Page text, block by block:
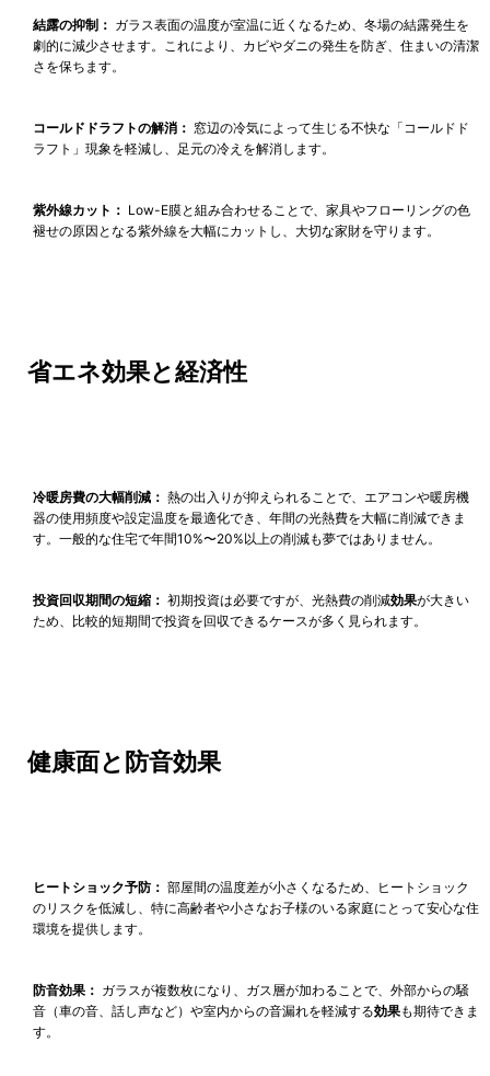
結露の抑制： ガラス表面の温度が室温に近くなるため、冬場の結露発生を
劇的に減少させます。これにより、カビやダニの発生を防ぎ、住まいの清潔
さを保ちます。
コールドドラフトの解消： 窓辺の冷気によって生じる不快な「コールドド
ラフト」現象を軽減し、足元の冷えを解消します。
紫外線カット： Low-E膜と組み合わせることで、家具やフローリングの色
褪せの原因となる紫外線を大幅にカットし、大切な家財を守ります。
省エネ効果と経済性
冷暖房費の大幅削減： 熱の出入りが抑えられることで、エアコンや暖房機
器の使用頻度や設定温度を最適化でき、年間の光熱費を大幅に削減できま
す。一般的な住宅で年間10%〜20%以上の削減も夢ではありません。
投資回収期間の短縮： 初期投資は必要ですが、光熱費の削減効果が大きい
ため、比較的短期間で投資を回収できるケースが多く見られます。
健康面と防音効果
ヒートショック予防： 部屋間の温度差が小さくなるため、ヒートショック
のリスクを低減し、特に高齢者や小さなお子様のいる家庭にとって安心な住
環境を提供します。
防音効果： ガラスが複数枚になり、ガス層が加わることで、外部からの騒
音（車の音、話し声など）や室内からの音漏れを軽減する効果も期待できま
す。